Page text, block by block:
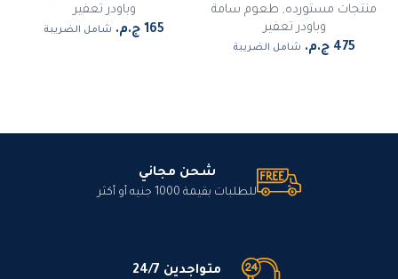
منتجات مستورده, طعوم سامة
وباودر تعفير
شامل الضريبة
وباودر تعفير
شامل الضريبة
شحن مجاني
للطلبات بقيمة 1000 جنيه أو أكثر
متواجدين 24/7